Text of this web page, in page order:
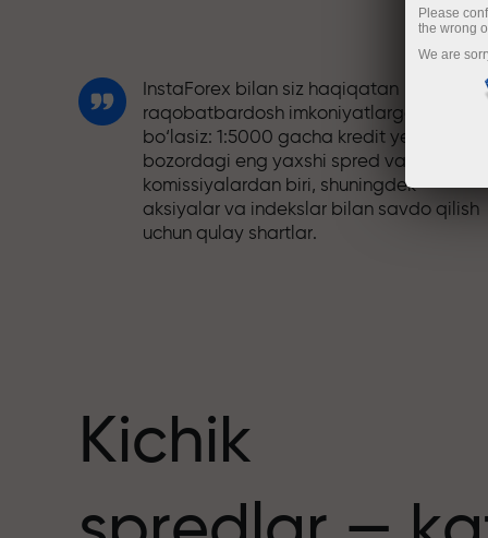
InstaForex bilan siz haqiqatan
raqobatbardosh imkoniyatlarga ega
bo‘lasiz: 1:5000 gacha kredit yelkasi,
bozordagi eng yaxshi spred va
komissiyalardan biri, shuningdek
aksiyalar va indekslar bilan savdo qilish
uchun qulay shartlar.
qadriyatlarni baham ko‘radi. Aleš Loprais
savdo olamiga intilish va intizom
Kichik
Please
the wrong
We are